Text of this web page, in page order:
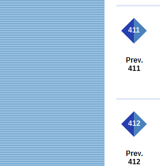
411
411
412
412